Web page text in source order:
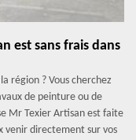
est sans frais dans
région ? Vous cherchez
de peinture ou de
Mr Texier Artisan est faite
venir directement sur vos